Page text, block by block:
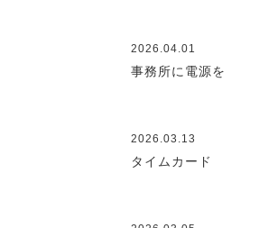
2026.04.01
事務所に電源を
2026.03.13
タイムカード